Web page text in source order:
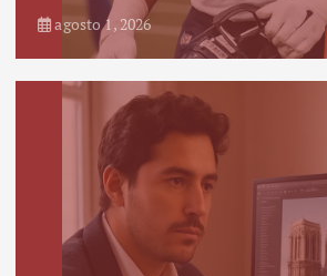
agosto 1, 2026